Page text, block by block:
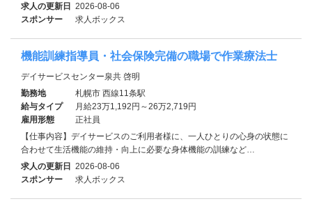
求人の更新日 2026-08-06
スポンサー
求人ボックス
機能訓練指導員・社会保険完備の職場で作業療法士
デイサービスセンター泉共 啓明
勤務地
札幌市 西線11条駅
給与タイプ
月給23万1,192円～26万2,719円
雇用形態
正社員
【仕事内容】デイサービスのご利用者様に、一人ひとりの心身の状態に
合わせて生活機能の維持・向上に必要な身体機能の訓練など…
求人の更新日 2026-08-06
スポンサー
求人ボックス